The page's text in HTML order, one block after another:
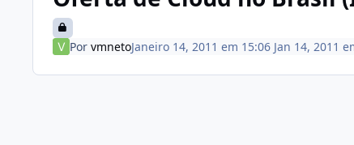
Por vmnetoJaneiro 14, 2011 em 15:06 Jan 14, 2011